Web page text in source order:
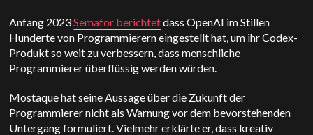
Anfang 2023Semafor berichtetdass OpenAI im Stillen
Hunderte von Programmierern eingestellt hat, um ihr Codex-
Produkt so weit zu verbessern, dass menschliche
Programmierer überflüssig werden würden.
Mostaque hat seine Aussage über die Zukunft der
Programmierer nicht als Warnung vor dem bevorstehenden
Untergang formuliert. Vielmehr erklärte er, dass kreativ